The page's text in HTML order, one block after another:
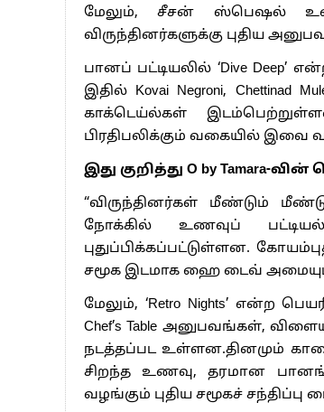
மேலும், சீசன் ஸ்பெஷல்
விருந்தினர்களுக்கு புதிய
பானப் பட்டியலில் ‘Dive Deep’
இதில் Kovai Negroni, Chettinad
காக்டெய்ல்கள்
பிரதிபலிக்கும் வகையில் இவை
இது குறித்து O by Tamara-
“விருந்தினர்கள் மீண்டும்
நோக்கில் உணவுப்
புதுப்பிக்கப்பட்டுள்ளன.
சமூக இடமாக ஹை டைவ்
மேலும், ‘Retro Nights’ என்ற
Chef’s Table அனுபவங்கள்,
நடத்தப்பட உள்ளன.தினமும்
சிறந்த உணவு, தரமான
வழங்கும் புதிய சமூகச்